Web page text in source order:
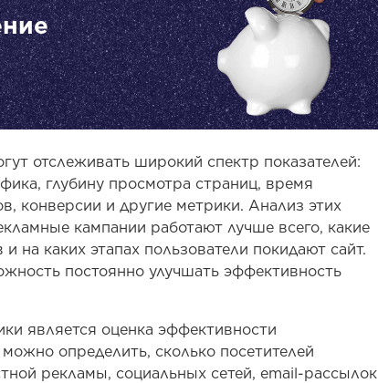
отслеживать широкий спектр показателей:
глубину просмотра страниц, время
конверсии и другие метрики. Анализ этих
кампании работают лучше всего, какие
на каких этапах пользователи покидают сайт.
постоянно улучшать эффективность
является оценка эффективности
определить, сколько посетителей
рекламы, социальных сетей, email-рассылок